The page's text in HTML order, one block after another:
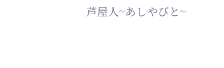
芦屋人~あしやびと~